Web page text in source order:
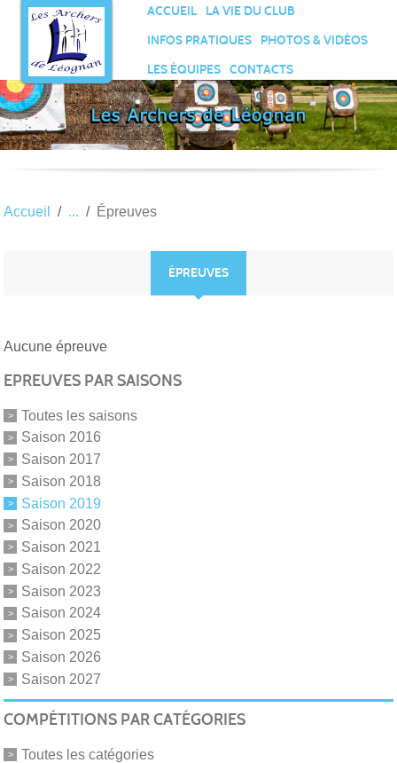
ACCUEIL
LA VIE DU CLUB
INFOS PRATIQUES
PHOTOS & VIDÉOS
LES ÉQUIPES
CONTACTS
Accueil Épreuves
ÉPREUVES
Aucune épreuve
EPREUVES PAR SAISONS
Toutes les saisons
Saison 2016
Saison 2017
Saison 2018
Saison 2019
Saison 2020
Saison 2021
Saison 2022
Saison 2023
Saison 2024
Saison 2025
Saison 2026
Saison 2027
COMPÉTITIONS PAR CATÉGORIES
Toutes les catégories
Panneau de gestion des cookies